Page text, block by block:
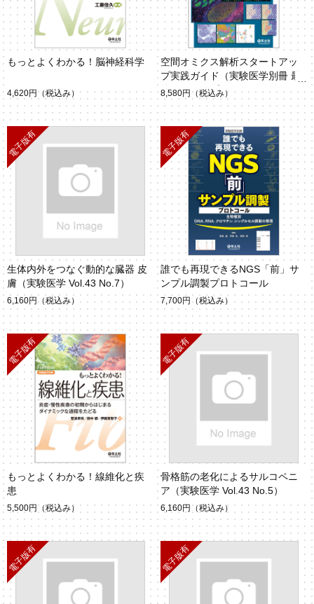
もっとよくわかる！脳神経科学
4,620円 （税込み）
空間オミクス解析スタートアッ
プ実践ガイド（実験医学別冊 最
強のステップUPシリーズ）
8,580円 （税込み）
生体内外をつなぐ動的な臓器 皮
膚（実験医学 Vol.43 No.7）
6,160円 （税込み）
誰でも再現できるNGS「前」サ
ンプル調製プロトコール
7,700円 （税込み）
もっとよくわかる！線維化と疾
患
5,500円 （税込み）
骨格筋の老化によるサルコペニ
ア（実験医学 Vol.43 No.5）
6,160円 （税込み）